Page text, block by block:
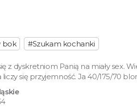
bok #Szukam kochanki
z dyskretniom Panią na miały sex.
liczy się przyjemność. Ja 40/175/70